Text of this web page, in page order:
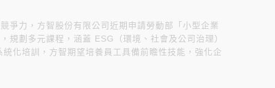
爭力，方智股份有限公司近期申請勞動部「小型企業
規劃多元課程，涵蓋 ESG（環境、社會及公司治理）
化培訓，方智期望培養員工具備前瞻性技能，強化企